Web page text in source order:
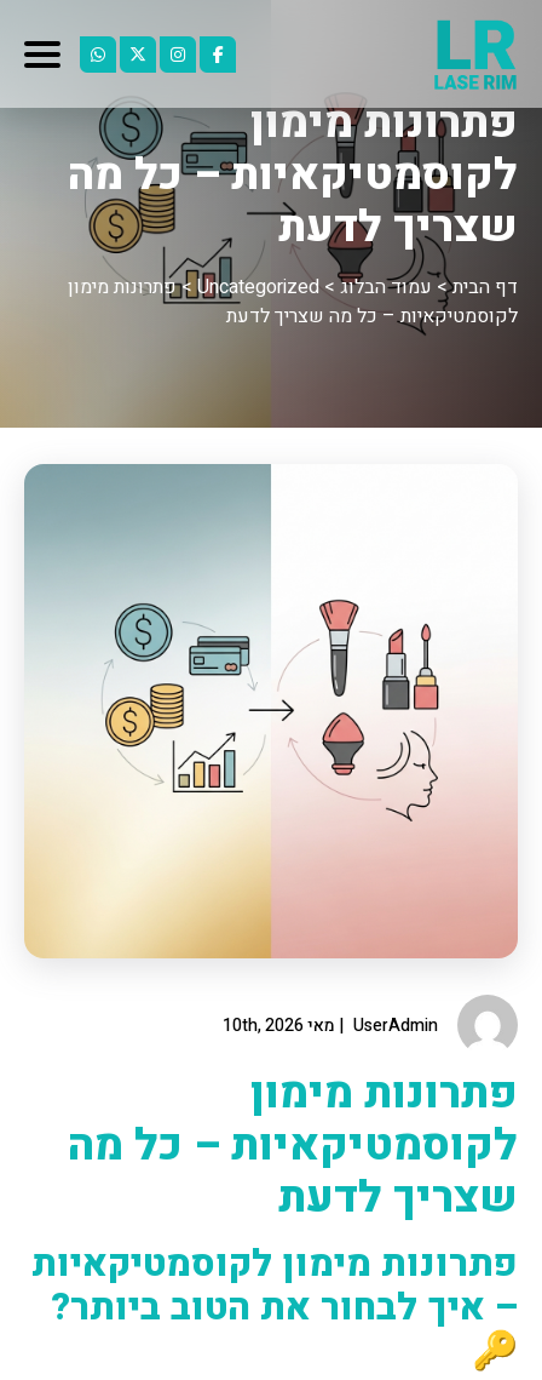
פתרונות מימון
לקוסמטיקאיות – כל מה
שצריך לדעת
דף הבית> עמוד הבלוג>
Uncategorized
>פתרונות מימון
לקוסמטיקאיות – כל מה שצריך לדעת
UserAdmin מאי 10th, 2026
פתרונות מימון
לקוסמטיקאיות – כל מה
שצריך לדעת
פתרונות מימון לקוסמטיקאיות
– איך לבחור את הטוב ביותר?
🔑